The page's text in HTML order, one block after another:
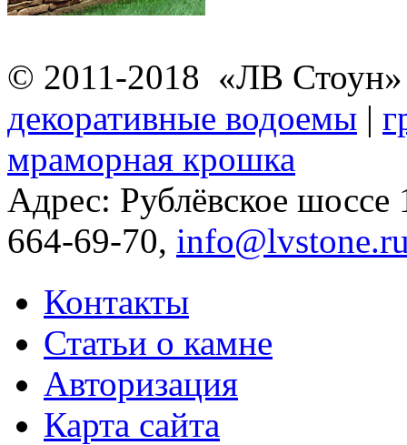
© 2011-2018 «ЛВ
декоративные водоемы |
мраморная крошка
Адрес: Рублёвское
664-69-70,
Контакты
Статьи о камне
Авторизация
Карта сайта